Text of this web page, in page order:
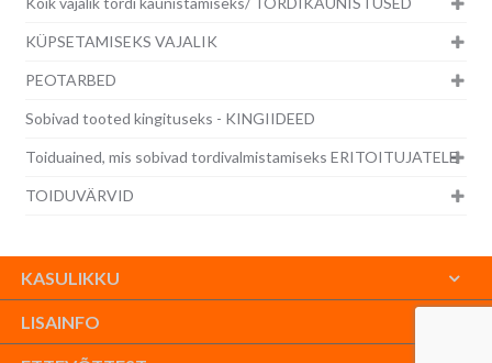
KÜPSETAMISEKS VAJALIK
PEOTARBED
Sobivad tooted kingituseks - KINGIIDEED
Toiduained, mis sobivad tordivalmistamiseks ERITOITUJATELE
TOIDUVÄRVID
KASULIKKU
LISAINFO